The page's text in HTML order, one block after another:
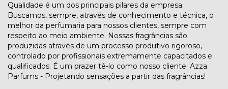
Qualidade é um dos principais pilares da empresa.
Buscamos, sempre, através de conhecimento e técnica, o
melhor da perfumaria para nossos clientes, sempre com
respeito ao meio ambiente. Nossas fragrâncias são
produzidas através de um processo produtivo rigoroso,
controlado por profissionais extremamente capacitados e
qualificados. É um prazer tê-lo como nosso cliente. Azza
Parfums - Projetando sensações a partir das fragrâncias!